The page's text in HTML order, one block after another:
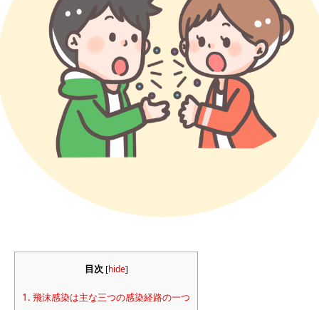
目次 [hide]
1. 飛沫感染は主な三つの感染経路の一つ